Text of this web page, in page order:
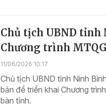
Chủ tịch UBND tỉnh
Chương trình
11/06/2026 10:17
Chủ tịch UBND tỉnh Ninh
bản để triển khai Chương
bàn tỉnh.